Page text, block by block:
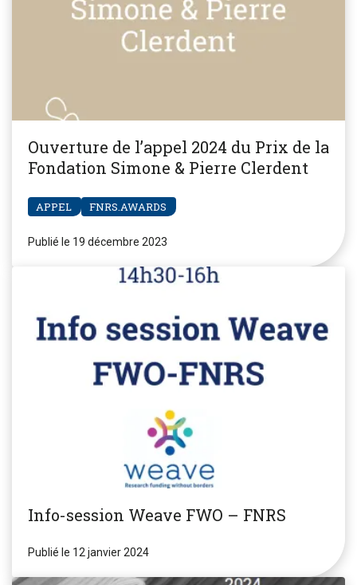
Ouverture de l’appel 2024 du Prix de la
Fondation Simone & Pierre Clerdent
APPEL FNRS.AWARDS
Publié le 19 décembre 2023
Info-session Weave FWO – FNRS
Publié le 12 janvier 2024